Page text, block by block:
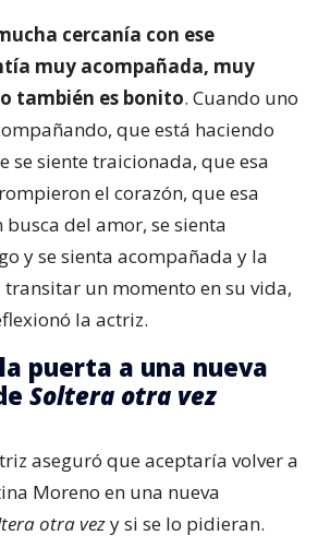
cercanía con ese
muy acompañada, muy
también es bonito. Cuando uno
que está haciendo
se siente traicionada, que esa
el corazón, que esa
del amor, se sienta
y se sienta acompañada y la
un momento en su vida,
la actriz.
puerta a una nueva
Soltera otra vez
aseguró que aceptaría volver a
Moreno en una nueva
otra vezy si se lo pidieran.